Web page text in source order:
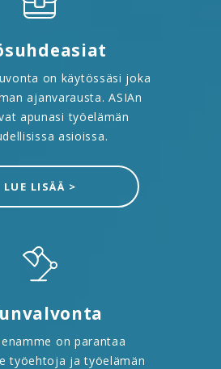
on käytössäsi joka
ajanvarausta. ASIAn
apunasi työelämän
asioissa.
LUE LISÄÄ >
on parantaa
työehtoja ja työelämän